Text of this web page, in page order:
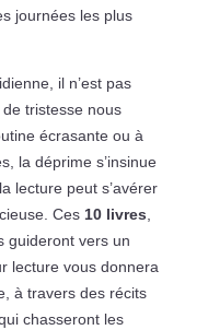
journées les plus
il n’est pas
tristesse nous
écrasante ou à
la déprime s’insinue
lecture peut s’avérer
Ces 10 livres,
guideront vers un
lecture vous donnera
à travers des récits
chasseront les